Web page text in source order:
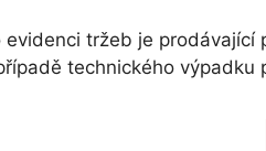
evidenci tržeb je
technického výpadku